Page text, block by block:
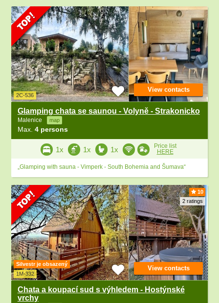
2C-536
Glamping chata se saunou - Volyně - Strakonicko
Malenice map
Max. 4 persons
View contacts
1x 1x 1x
Price list
HERE
„Glamping with sauna - Vimperk - South Bohemia and Šumava“
10
2 ratings
Silvestr je obsazený
1M-332
Chata a koupací sud s výhledem - Hostýnské
vrchy
View contacts